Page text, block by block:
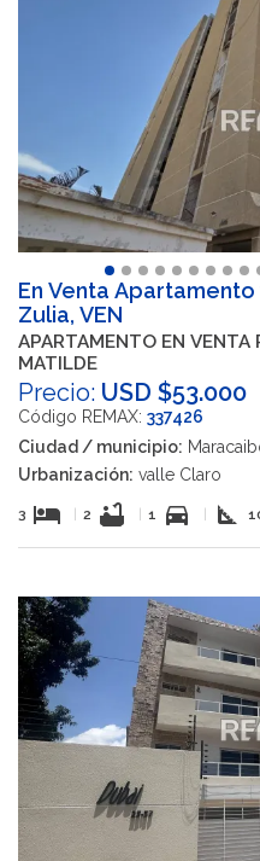
En Venta
Zulia, VEN
APARTAMENTO EN VENTA
MATILDE
Precio: USD $53.000
Código REMAX: 337426
Ciudad / municipio:
Urbanización: valle Claro
3 hotel 2 bathtub 1 directions_car square_foot